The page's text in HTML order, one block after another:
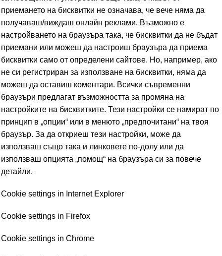
приемането на бисквитки не означава, че вече няма да
получаваш/виждаш онлайн реклами. Възможно е
настройването на браузъра така, че бисквитки да не бъдат
приемани или можеш да настроиш браузъра да приема
бисквитки само от определени сайтове. Но, например, ако
не си регистриран за използване на бисквитки, няма да
можеш да оставиш коментари. Всички съвременни
браузъри предлагат възможността за промяна на
настройките на бисквитките. Тези настройки се намират по
принцип в „опции“ или в менюто „предпочитани“ на твоя
браузър. За да откриеш тези настройки, може да
използваш също така и линковете по-долу или да
използваш опцията „помощ“ на браузъра си за повече
детайли.
Cookie settings in Internet Explorer
Cookie settings in Firefox
Cookie settings in Chrome